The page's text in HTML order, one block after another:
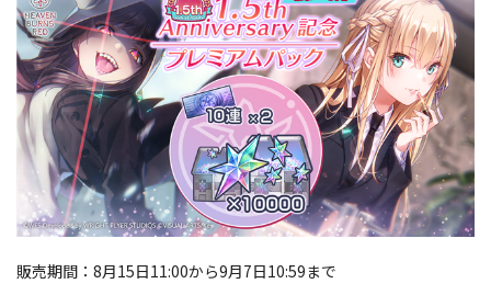
販売期間：8月15日11:00から9月7日10:59まで